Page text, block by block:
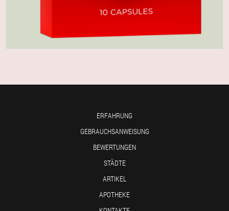
ERFAHRUNG
GEBRAUCHSANWEISUNG
BEWERTUNGEN
STÄDTE
ARTIKEL
APOTHEKE